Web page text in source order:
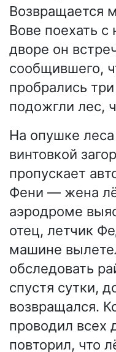
Возвращается
Вове поехать с
дворе он
сообщившего,
пробрались
подожгли лес,
На опушке
винтовкой
пропускает
Фени — жена
аэродроме
отец, летчик
машине
обследовать
спустя сутки,
возвращался.
проводил
повторил, что